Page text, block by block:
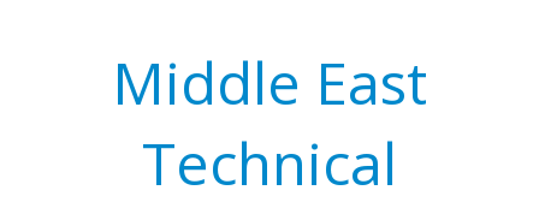
Middle East
Technical